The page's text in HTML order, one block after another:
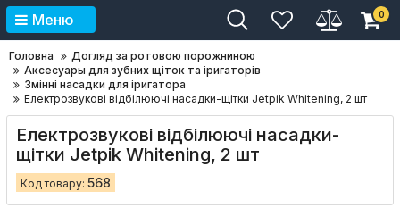
Меню 0
Головна
Догляд за ротовою порожниною
Аксесуары для зубних щіток та іригаторів
Змінні насадки для іригатора
Електрозвукові відбілюючі насадки-щітки Jetpik Whitening, 2 шт
Електрозвукові відбілюючі насадки-
щітки Jetpik Whitening, 2 шт
Код товару: 568